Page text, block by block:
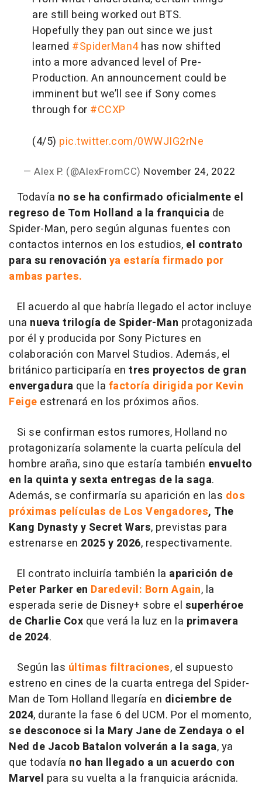
are still being worked out BTS.
Hopefully they pan out since we just
learned #SpiderMan4has now shifted
into a more advanced level of Pre-
Production. An announcement could be
imminent but we’ll see if Sony comes
through for #CCXP
(4/5) pic.twitter.com/0WWJIG2rNe
— Alex P. (@AlexFromCC) November 24, 2022
Todavía no se ha confirmado oficialmente el
regreso de Tom Holland a la franquicia de
Spider-Man, pero según algunas fuentes con
contactos internos en los estudios, el contrato
para su renovación ya estaría firmado por
ambas partes.
El acuerdo al que habría llegado el actor incluye
una nueva trilogía de Spider-Man protagonizada
por él y producida por Sony Pictures en
colaboración con Marvel Studios. Además, el
británico participaría en tres proyectos de gran
envergadura que la factoría dirigida por Kevin
Feige estrenará en los próximos años.
Si se confirman estos rumores, Holland no
protagonizaría solamente la cuarta película del
hombre araña, sino que estaría también envuelto
en la quinta y sexta entregas de la saga.
Además, se confirmaría su aparición en las dos
próximas películas de Los Vengadores, The
Kang Dynasty y Secret Wars, previstas para
estrenarse en 2025 y 2026, respectivamente.
El contrato incluiría también la aparición de
Peter Parker en Daredevil: Born Again, la
esperada serie de Disney+ sobre el superhéroe
de Charlie Cox que verá la luz en la primavera
de 2024.
Según las últimas filtraciones, el supuesto
estreno en cines de la cuarta entrega del Spider-
Man de Tom Holland llegaría en diciembre de
2024, durante la fase 6 del UCM. Por el momento,
se desconoce si la Mary Jane de Zendaya o el
Ned de Jacob Batalon volverán a la saga, ya
que todavía no han llegado a un acuerdo con
Marvel para su vuelta a la franquicia arácnida.